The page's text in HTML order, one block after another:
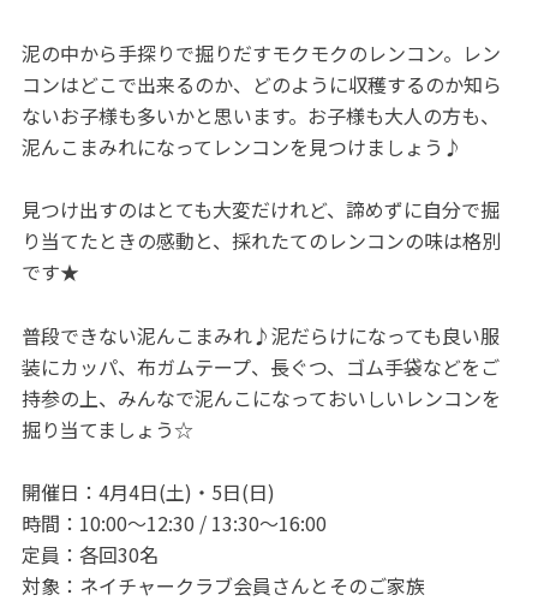
泥の中から手探りで掘りだすモクモクのレンコン。レン
コンはどこで出来るのか、どのように収穫するのか知ら
ないお子様も多いかと思います。お子様も大人の方も、
泥んこまみれになってレンコンを見つけましょう♪
見つけ出すのはとても大変だけれど、諦めずに自分で掘
り当てたときの感動と、採れたてのレンコンの味は格別
です★
普段できない泥んこまみれ♪泥だらけになっても良い服
装にカッパ、布ガムテープ、長ぐつ、ゴム手袋などをご
持参の上、みんなで泥んこになっておいしいレンコンを
掘り当てましょう☆
開催日：4月4日(土)・5日(日)
時間：10:00～12:30 / 13:30～16:00
定員：各回30名
対象：ネイチャークラブ会員さんとそのご家族